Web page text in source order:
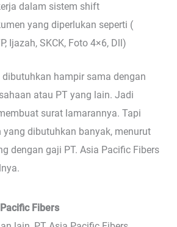
dalam sistem shift
yang diperlukan seperti (
Ijazah, SKCK, Foto 4×6, Dll)
dibutuhkan hampir sama dengan
atau PT yang lain. Jadi
surat lamarannya. Tapi
dibutuhkan banyak, menurut
dengan gaji PT. Asia Pacific Fibers
Fibers